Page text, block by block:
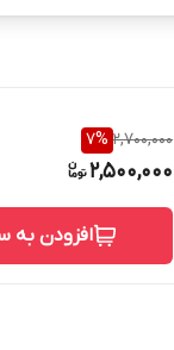
2,700,000
7%
2,500,000
افزودن به